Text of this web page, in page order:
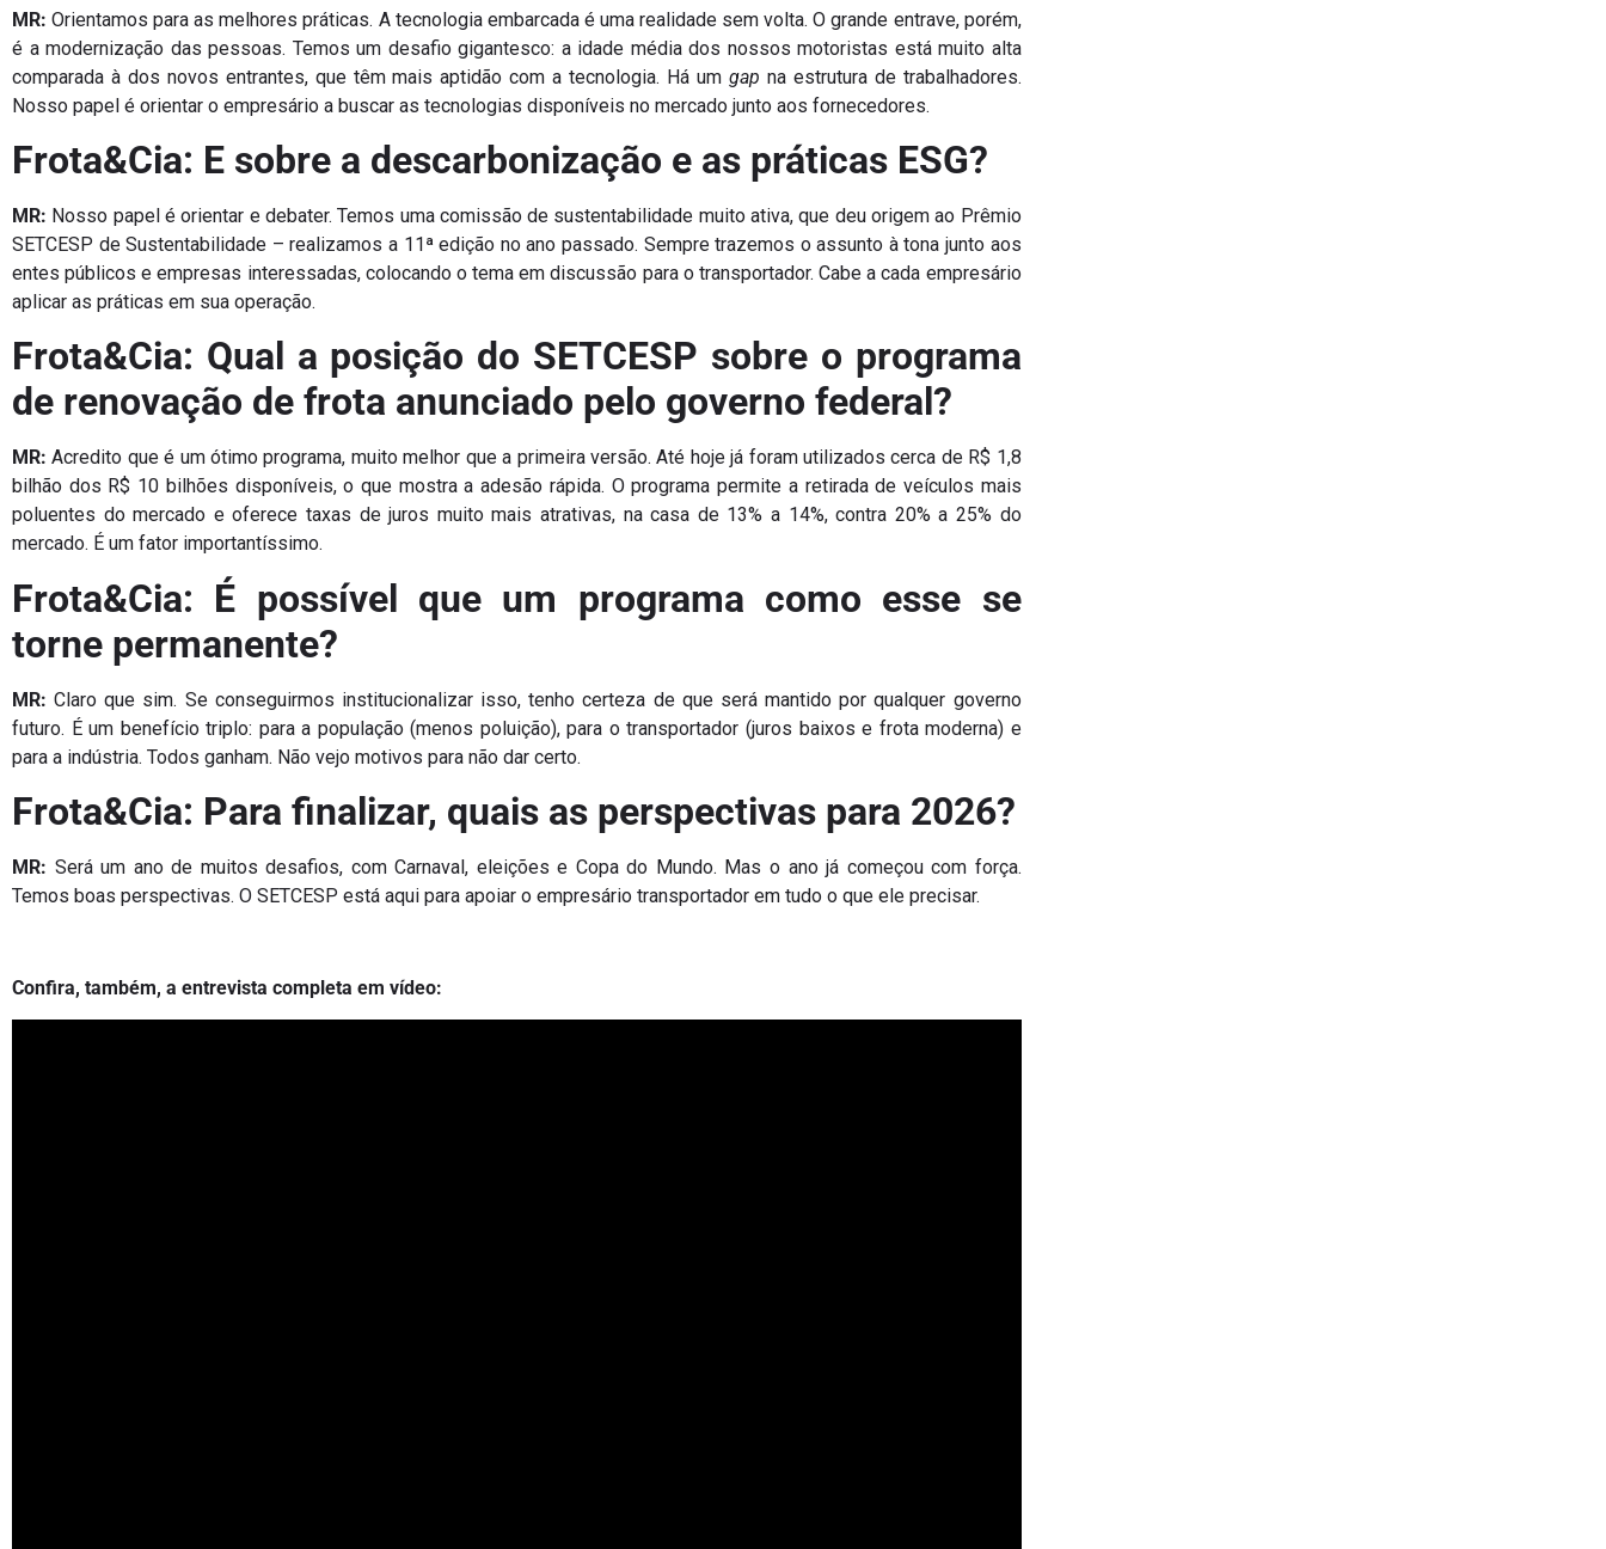
MR: Orientamos para as melhores práticas. A tecnologia embarcada é uma realidade sem volta. O grande entrave, porém,
é a modernização das pessoas. Temos um desafio gigantesco: a idade média dos nossos motoristas está muito alta
comparada à dos novos entrantes, que têm mais aptidão com a tecnologia. Há um gap na estrutura de trabalhadores.
Nosso papel é orientar o empresário a buscar as tecnologias disponíveis no mercado junto aos fornecedores.
Frota&Cia: E sobre a descarbonização e as práticas ESG?
MR: Nosso papel é orientar e debater. Temos uma comissão de sustentabilidade muito ativa, que deu origem ao Prêmio
SETCESP de Sustentabilidade – realizamos a 11ª edição no ano passado. Sempre trazemos o assunto à tona junto aos
entes públicos e empresas interessadas, colocando o tema em discussão para o transportador. Cabe a cada empresário
aplicar as práticas em sua operação.
Frota&Cia: Qual a posição do SETCESP sobre o programa
de renovação de frota anunciado pelo governo federal?
MR: Acredito que é um ótimo programa, muito melhor que a primeira versão. Até hoje já foram utilizados cerca de R$ 1,8
bilhão dos R$ 10 bilhões disponíveis, o que mostra a adesão rápida. O programa permite a retirada de veículos mais
poluentes do mercado e oferece taxas de juros muito mais atrativas, na casa de 13% a 14%, contra 20% a 25% do
mercado. É um fator importantíssimo.
Frota&Cia: É possível que um programa como esse se
torne permanente?
MR: Claro que sim. Se conseguirmos institucionalizar isso, tenho certeza de que será mantido por qualquer governo
futuro. É um benefício triplo: para a população (menos poluição), para o transportador (juros baixos e frota moderna) e
para a indústria. Todos ganham. Não vejo motivos para não dar certo.
Frota&Cia: Para finalizar, quais as perspectivas para 2026?
MR: Será um ano de muitos desafios, com Carnaval, eleições e Copa do Mundo. Mas o ano já começou com força.
Temos boas perspectivas. O SETCESP está aqui para apoiar o empresário transportador em tudo o que ele precisar.
Confira, também, a entrevista completa em vídeo: